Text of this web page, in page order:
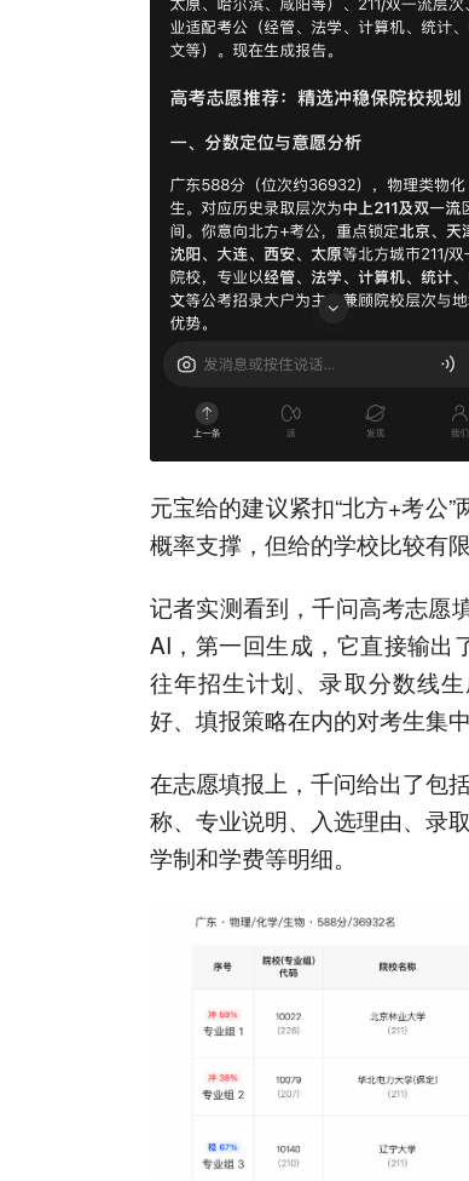
元宝给的建议紧扣“北方+考公
概率支撑，但给的学校比较有限
记者实测看到，千问高考志愿
AI，第一回生成，它直接输出
往年招生计划、录取分数线
好、填报策略在内的对考生集
在志愿填报上，千问给出了包
称、专业说明、入选理由、录
学制和学费等明细。